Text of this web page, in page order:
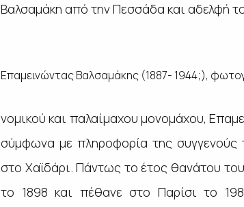
Βαλσαμάκη από την Πεσσάδα και αδελφή
Επαμεινώντας Βαλσαμάκης (1887- 1944;),
νομικού και παλαίμαχου μονομάχου,
σύμφωνα με πληροφορία της συγγενούς
στο Χαϊδάρι. Πάντως το έτος θανάτου
το 1898 και πέθανε στο Παρίσι το